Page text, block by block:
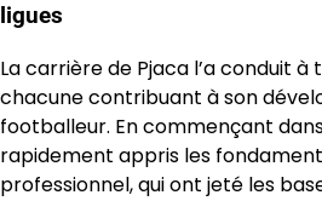
ligues
La carrière de Pjaca l’a conduit à
chacune contribuant à son
footballeur. En commençant
rapidement appris les
professionnel, qui ont jeté les